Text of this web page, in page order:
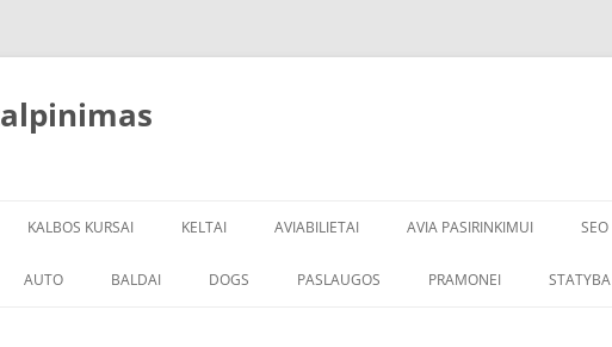
KALBOS KURSAI KELTAI AVIABILIETAI AVIA PASIRINKIMUI SEO
AUTO BALDAI DOGS PASLAUGOS PRAMONEI STATYBA